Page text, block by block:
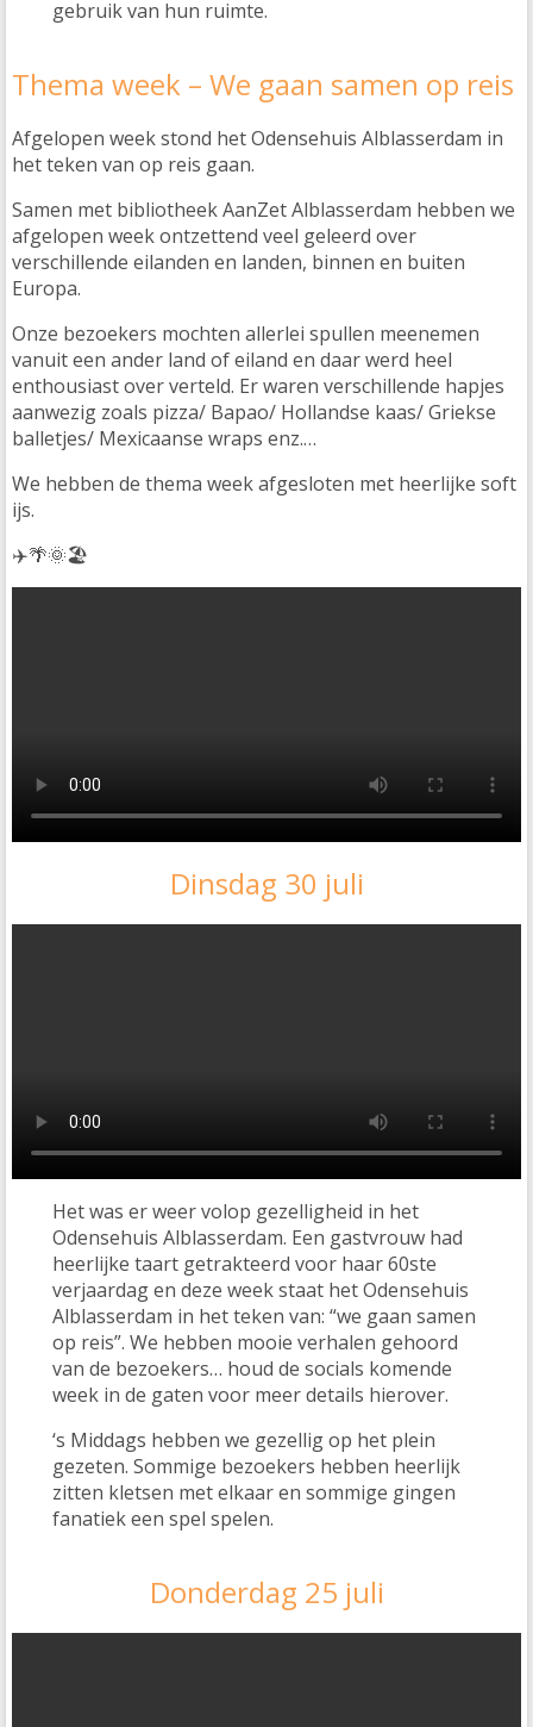
gebruik van hun ruimte.
Thema week – We gaan samen op reis
Afgelopen week stond het Odensehuis Alblasserdam in
het teken van op reis gaan.
Samen met bibliotheek AanZet Alblasserdam hebben we
afgelopen week ontzettend veel geleerd over
verschillende eilanden en landen, binnen en buiten
Europa.
Onze bezoekers mochten allerlei spullen meenemen
vanuit een ander land of eiland en daar werd heel
enthousiast over verteld. Er waren verschillende hapjes
aanwezig zoals pizza/ Bapao/ Hollandse kaas/ Griekse
balletjes/ Mexicaanse wraps enz.…
We hebben de thema week afgesloten met heerlijke soft
ijs.
✈️🌴🌞🏖️
Dinsdag 30 juli
Het was er weer volop gezelligheid in het
Odensehuis Alblasserdam. Een gastvrouw had
heerlijke taart getrakteerd voor haar 60ste
verjaardag en deze week staat het Odensehuis
Alblasserdam in het teken van: “we gaan samen
op reis”. We hebben mooie verhalen gehoord
van de bezoekers… houd de socials komende
week in de gaten voor meer details hierover.
‘s Middags hebben we gezellig op het plein
gezeten. Sommige bezoekers hebben heerlijk
zitten kletsen met elkaar en sommige gingen
fanatiek een spel spelen.
Donderdag 25 juli